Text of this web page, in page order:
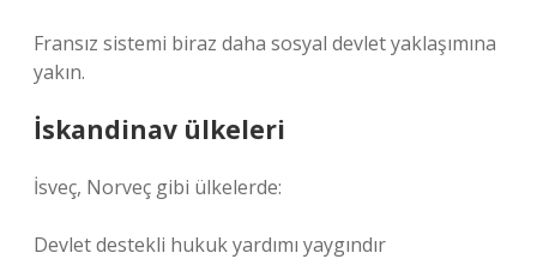
Fransız sistemi biraz daha sosyal devlet yaklaşımına
yakın.
İskandinav ülkeleri
İsveç, Norveç gibi ülkelerde:
Devlet destekli hukuk yardımı yaygındır